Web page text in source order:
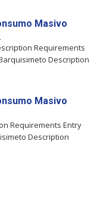
Masivo
Requirements
Description
Masivo
Requirements Entry
Description